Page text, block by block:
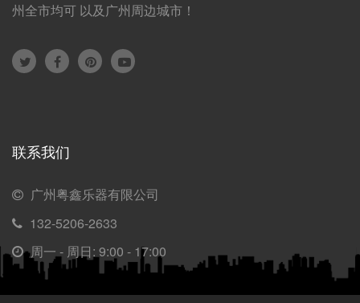
州全市均可 以及广州周边城市！
联系我们
广州粤鑫乐器有限公司
132-5206-2633
周一 - 周日: 9:00 - 17:00